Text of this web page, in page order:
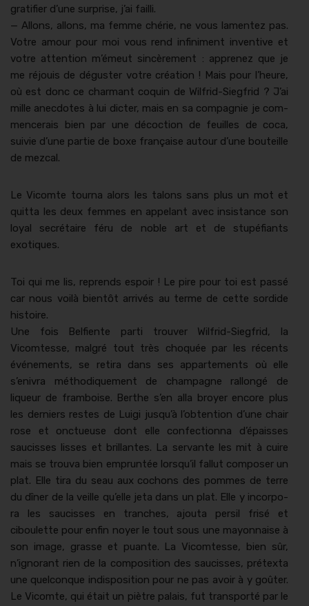
grat­i­fi­er d’une sur­prise, j’ai fail­li.
— Allons, allons, ma femme chérie, ne vous lamentez pas.
Votre amour pour moi vous rend infin­i­ment inven­tive et
votre atten­tion m’émeut sincère­ment : apprenez que je
me réjouis de déguster votre créa­tion ! Mais pour l’heure,
où est donc ce char­mant coquin de Wil­frid-Siegfrid ? J’ai
mille anec­dotes à lui dicter, mais en sa com­pag­nie je com­
mencerais bien par une décoc­tion de feuilles de coca,
suiv­ie d’une par­tie de boxe française autour d’une bouteille
de mezcal.
Le Vicomte tour­na alors les talons sans plus un mot et
quit­ta les deux femmes en appelant avec insis­tance son
loy­al secré­taire féru de noble art et de stupé­fi­ants
exotiques.
Toi qui me lis, reprends espoir ! Le pire pour toi est passé
car nous voilà bien­tôt arrivés au terme de cette sor­dide
his­toire.
Une fois Belfiente par­ti trou­ver Wil­frid-Siegfrid, la
Vicomtesse, mal­gré tout très choquée par les récents
événe­ments, se reti­ra dans ses apparte­ments où elle
s’enivra méthodique­ment de cham­pagne ral­longé de
liqueur de fram­boise. Berthe s’en alla broy­er encore plus
les derniers restes de Lui­gi jusqu’à l’obtention d’une chair
rose et onctueuse dont elle con­fec­tion­na d’épaisses
sauciss­es liss­es et bril­lantes. La ser­vante les mit à cuire
mais se trou­va bien emprun­tée lorsqu’il fal­lut com­pos­er un
plat. Elle tira du seau aux cochons des pommes de terre
du dîn­er de la veille qu’elle jeta dans un plat. Elle y incor­po­
ra les sauciss­es en tranch­es, ajou­ta per­sil frisé et
ciboulette pour enfin noy­er le tout sous une may­on­naise à
son image, grasse et puante. La Vicomtesse, bien sûr,
n’ignorant rien de la com­po­si­tion des sauciss­es, pré­tex­ta
une quel­conque indis­po­si­tion pour ne pas avoir à y goûter.
Le Vicomte, qui était un piètre palais, fut trans­porté par le